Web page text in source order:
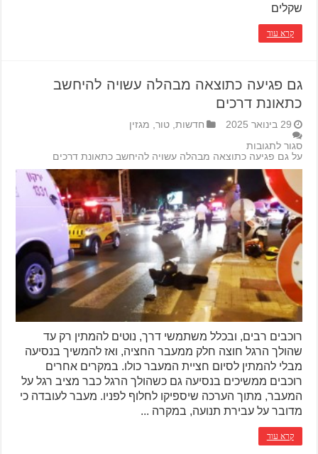
שקלים
קרא עוד
גם פגיעה כתוצאה מבהלה עשויה להיחשב
כתאונת דרכים
29 בינואר 2025 חדשות ,טור מגזין
סגור לתגובות
על גם פגיעה כתוצאה מבהלה עשויה להיחשב כתאונת דרכים
רוכבים רבים, ובכלל משתמשי דרך, נוטים להמתין רק עד
שהולך הרגל חוצה חלק ממעבר החציה, ואז להמשיך בנסיעה
מבלי להמתין לסיום חציית המעבר כולו. במקרים אחרים
רוכבים ממשיכים בנסיעה גם כשהולך הרגל כבר מציב רגל על
המעבר, מתוך הערכה שיספיקו לחלוף לפניו. מעבר לעובדה כי
מדובר על עבירת תנועה, במקרה ...
קרא עוד